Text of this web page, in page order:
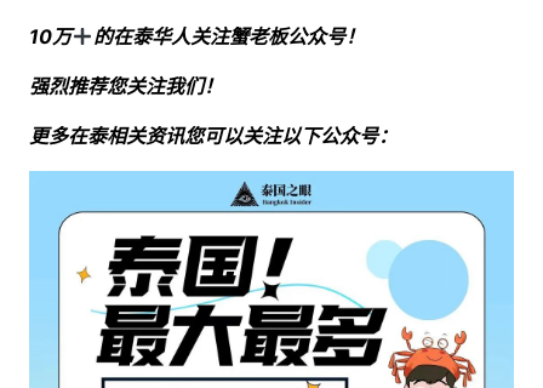
10万 的在泰华人关注蟹老板公众号！
强烈推荐您关注我们！
更多在泰相关资讯您可以关注以下公众号：